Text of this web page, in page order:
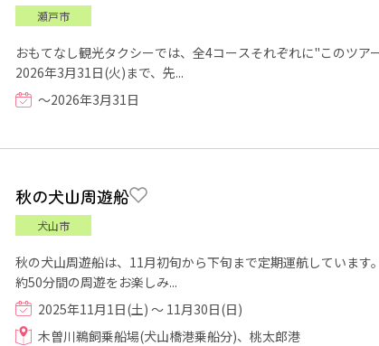
瀬戸市
おもてなし観光タクシーでは、全4コースそれぞれに"このツア
2026年3月31日(火)まで、先...
～2026年3月31日
秋の犬山周遊船
犬山市
秋の犬山周遊船は、11月初旬から下旬まで定期運航しています
約50分間の周遊をお楽しみ...
2025年11月1日(土) ～ 11月30日(日)
木曽川鵜飼乗船場(犬山橋港乗船分)、桃太郎港